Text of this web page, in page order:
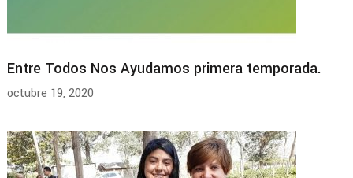
Entre Todos Nos Ayudamos primera temporada.
octubre 19, 2020